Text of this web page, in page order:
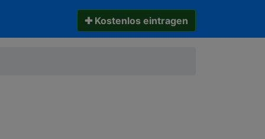
✚ Kostenlos eintragen